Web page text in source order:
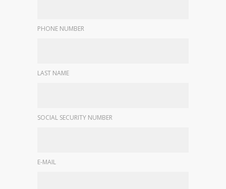
PHONE NUMBER
LAST NAME
SOCIAL SECURITY NUMBER
E-MAIL